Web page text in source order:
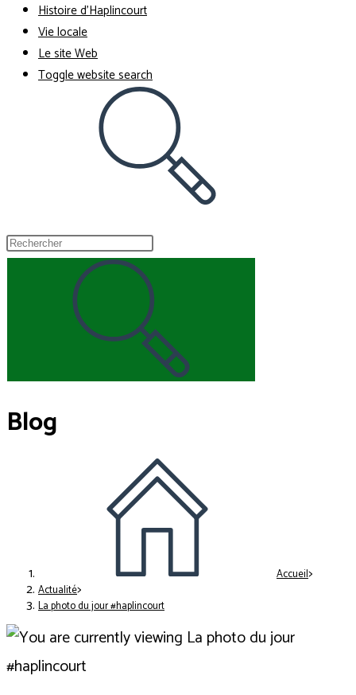
Histoire d’Haplincourt
Vie locale
Le site Web
Toggle website search
Blog
Accueil>
Actualité>
La photo du jour #haplincourt